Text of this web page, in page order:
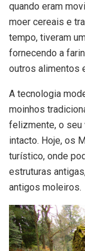
quando eram
moer cereais e
tempo, tiveram
fornecendo a
outros alimentos
A tecnologia
moinhos
felizmente, o seu
intacto. Hoje, os
turístico, onde
estruturas
antigos moleiros.